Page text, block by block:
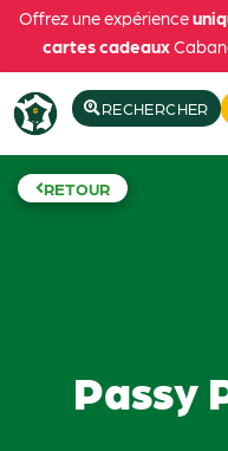
Offrez une expérience
cartes cadeaux
RECHERCHER
RETOUR
Passy